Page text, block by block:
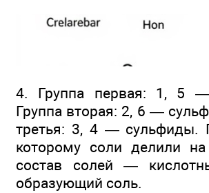
4. Группа первая: 1, 5 —
Группа вторая: 2, 6 —
третья: 3, 4 — сульфиды.
которому соли делили
состав солей —
образующий соль.